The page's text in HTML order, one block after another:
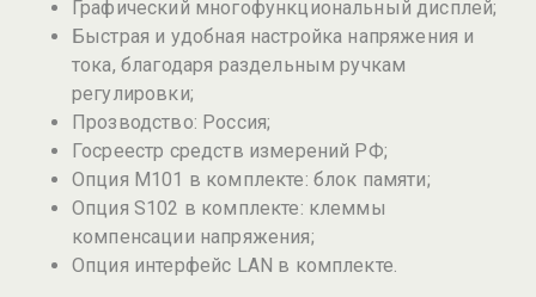
Графический многофункциональный дисплей;
Быстрая и удобная настройка напряжения и
тока, благодаря раздельным ручкам
регулировки;
Прозводство: Россия;
Госреестр средств измерений РФ;
Опция М101 в комплекте: блок памяти;
Опция S102 в комплекте: клеммы
компенсации напряжения;
Опция интерфейс LAN в комплекте.